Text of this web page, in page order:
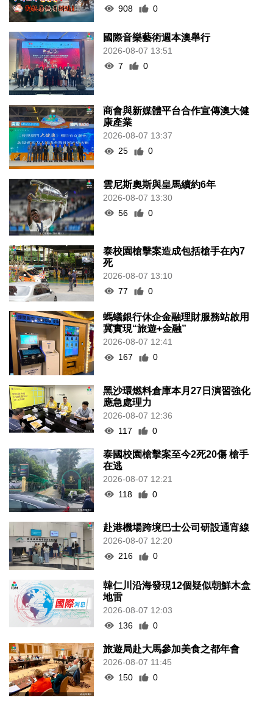
908 0
國際音樂藝術週本澳舉行
2026-08-07 13:51
7
0
商會與新媒體平台合作宣傳澳大健
康產業
2026-08-07 13:37
25
0
雲尼斯奧斯與皇馬續約6年
2026-08-07 13:30
56
0
泰校園槍擊案造成包括槍手在內7
死
2026-08-07 13:10
77
0
螞蟻銀行休企金融理財服務站啟用
冀實現“旅遊+金融”
2026-08-07 12:41
167
0
黑沙環燃料倉庫本月27日演習強化
應急處理力
2026-08-07 12:36
117
0
泰國校園槍擊案至今2死20傷 槍手
在逃
2026-08-07 12:21
118
0
赴港機場跨境巴士公司研設通宵線
2026-08-07 12:20
216
0
韓仁川沿海發現12個疑似朝鮮木盒
地雷
2026-08-07 12:03
136
0
旅遊局赴大馬參加美食之都年會
2026-08-07 11:45
150
0